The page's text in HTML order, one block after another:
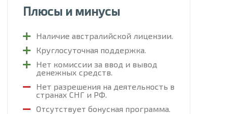
Плюсы и минусы
Наличие австралийской лицензии.
Круглосуточная поддержка.
Нет комиссии за ввод и вывод
денежных средств.
Нет разрешения на деятельность в
странах СНГ и РФ.
Отсутствует бонусная программа.